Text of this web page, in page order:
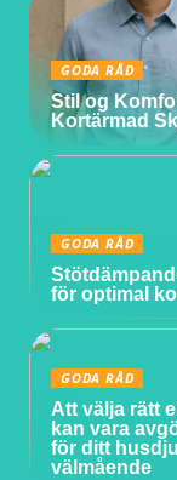
GODA RÅD
Stil og
Kortärmad
GODA RÅD
för optimal
GODA RÅD
Att välja rätt
kan vara
för ditt
välmående